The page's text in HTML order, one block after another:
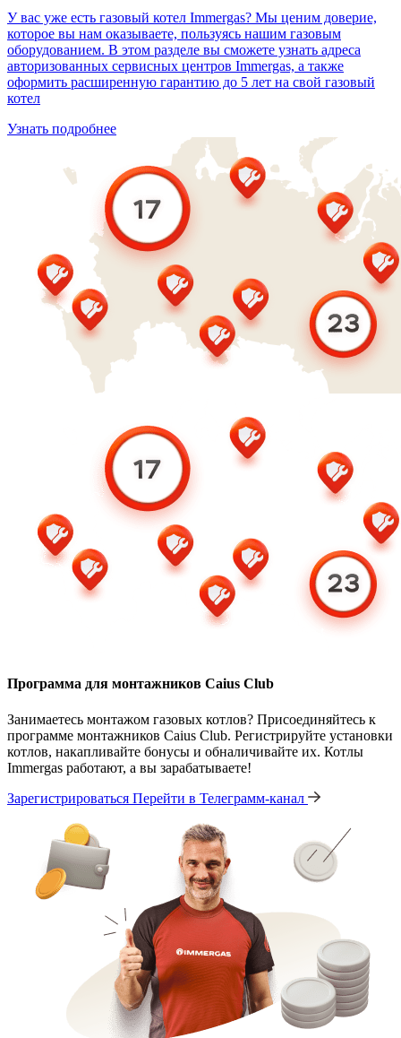
У вас уже есть газовый котел Immergas? Мы ценим доверие,
которое вы нам оказываете, пользуясь нашим газовым
оборудованием. В этом разделе вы сможете узнать адреса
авторизованных сервисных центров Immergas, а также
оформить расширенную гарантию до 5 лет на свой газовый
котел
Узнать подробнее
Программа для монтажников Caius Club
Занимаетесь монтажом газовых котлов? Присоединяйтесь к
программе монтажников Caius Club. Регистрируйте установки
котлов, накапливайте бонусы и обналичивайте их. Котлы
Immergas работают, а вы зарабатываете!
Зарегистрироваться Перейти в Телеграмм-канал